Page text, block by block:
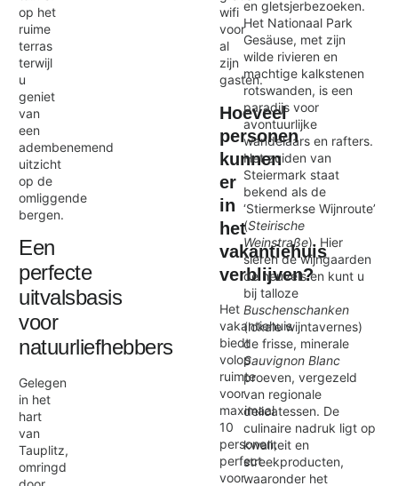
op het
ruime
terras
terwijl
u
geniet
van
een
adembenemend
uitzicht
op de
omliggende
bergen.
Een
perfecte
uitvalsbasis
voor
natuurliefhebbers
Gelegen
in het
hart
van
Tauplitz,
omringd
wifi
voor
al
zijn
gasten.
Hoeveel
personen
kunnen
er
in
het
vakantiehuis
verblijven?
Het
vakantiehuis
biedt
volop
ruimte
voor
maximaal
10
personen,
perfect
voor
en gletsjerbezoeken.
Het Nationaal Park
Gesäuse, met zijn
wilde rivieren en
machtige kalkstenen
rotswanden, is een
paradijs voor
avontuurlijke
wandelaars en rafters.
Het zuiden van
Steiermark staat
bekend als de
‘Stiermerkse Wijnroute’
(Steirische
Weinstraße). Hier
sieren de wijngaarden
de heuvels en kunt u
bij talloze
Buschenschanken
(lokale wijntavernes)
de frisse, minerale
Sauvignon Blanc
proeven, vergezeld
van regionale
delicatessen. De
culinaire nadruk ligt op
kwaliteit en
streekproducten,
waaronder het